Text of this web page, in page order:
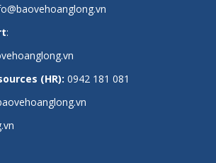
:
(HR): 0942 181 081